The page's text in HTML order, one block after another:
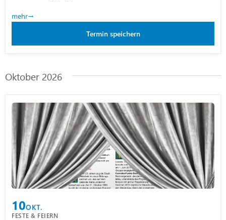
mehr
Termin speichern
Oktober 2026
10OKT.
FESTE & FEIERN